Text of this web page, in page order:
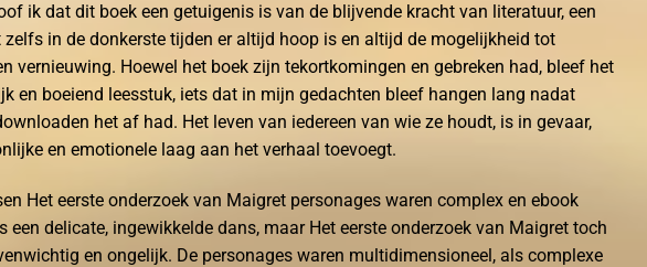
ik dat dit boek een getuigenis is van de blijvende kracht van literatuur, een
zelfs in de donkerste tijden er altijd hoop is en altijd de mogelijkheid tot
vernieuwing. Hoewel het boek zijn tekortkomingen en gebreken had, bleef het
en boeiend leesstuk, iets dat in mijn gedachten bleef hangen lang nadat
het af had. Het leven van iedereen van wie ze houdt, is in gevaar,
en emotionele laag aan het verhaal toevoegt.
Het eerste onderzoek van Maigret personages waren complex en ebook
een delicate, ingewikkelde dans, maar Het eerste onderzoek van Maigret toch
en ongelijk. De personages waren multidimensioneel, als complexe